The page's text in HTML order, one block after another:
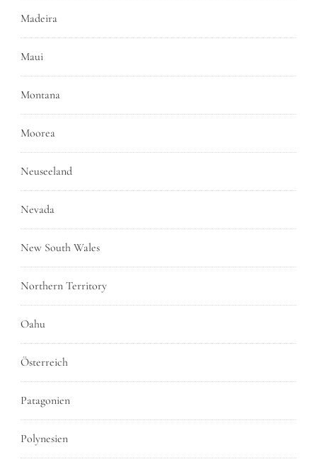
Madeira
Maui
Montana
Moorea
Neuseeland
Nevada
New South Wales
Northern Territory
Oahu
Österreich
Patagonien
Polynesien